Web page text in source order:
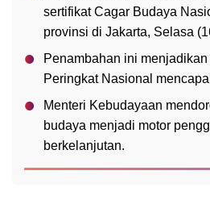
sertifikat Cagar Budaya
provinsi di Jakarta, Selasa
Penambahan ini
Peringkat Nasional
Menteri Kebudayaan
budaya menjadi motor
berkelanjutan.